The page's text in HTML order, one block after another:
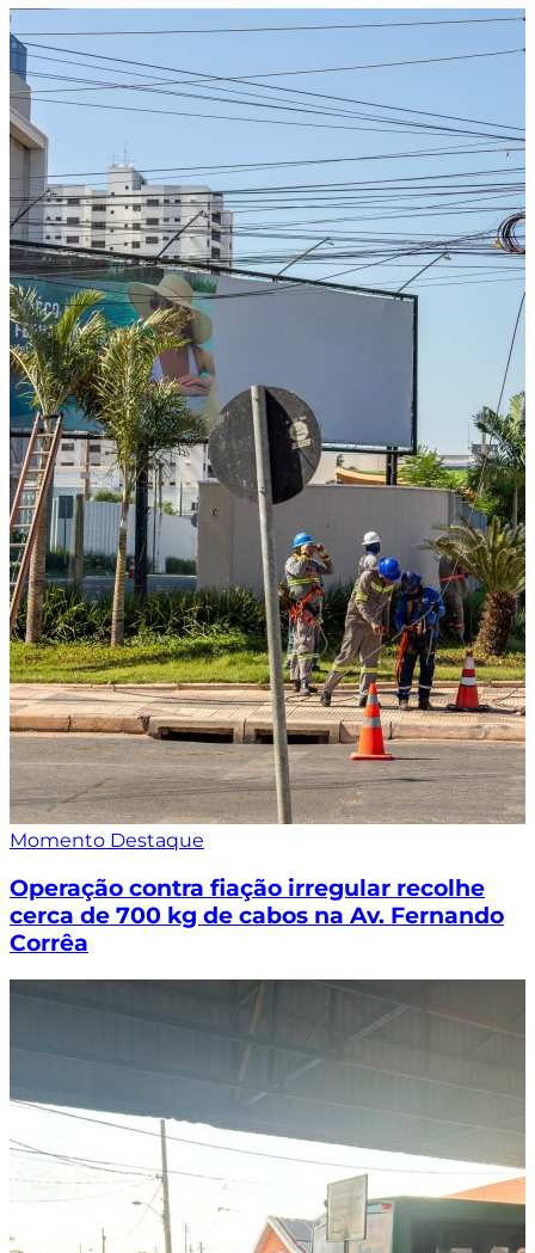
Momento Destaque
Operação contra fiação irregular recolhe
cerca de 700 kg de cabos na Av. Fernando
Corrêa